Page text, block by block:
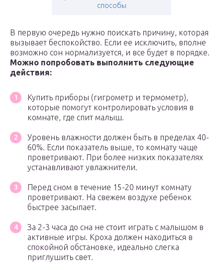
способы
В первую очередь нужно поискать причину, которая
вызывает беспокойство. Если ее исключить, вполне
возможно сон нормализуется, и все будет в порядке.
Можно попробовать выполнить следующие
действия:
Купить приборы (гигрометр и термометр),
которые помогут контролировать условия в
комнате, где спит малыш.
Уровень влажности должен быть в пределах 40-
60%. Если показатель выше, то комнату чаще
проветривают. При более низких показателях
устанавливают увлажнители.
Перед сном в течение 15-20 минут комнату
проветривают. На свежем воздухе ребенок
быстрее засыпает.
За 2-3 часа до сна не стоит играть с малышом в
активные игры. Кроха должен находиться в
спокойной обстановке, идеально слегка
приглушить свет.